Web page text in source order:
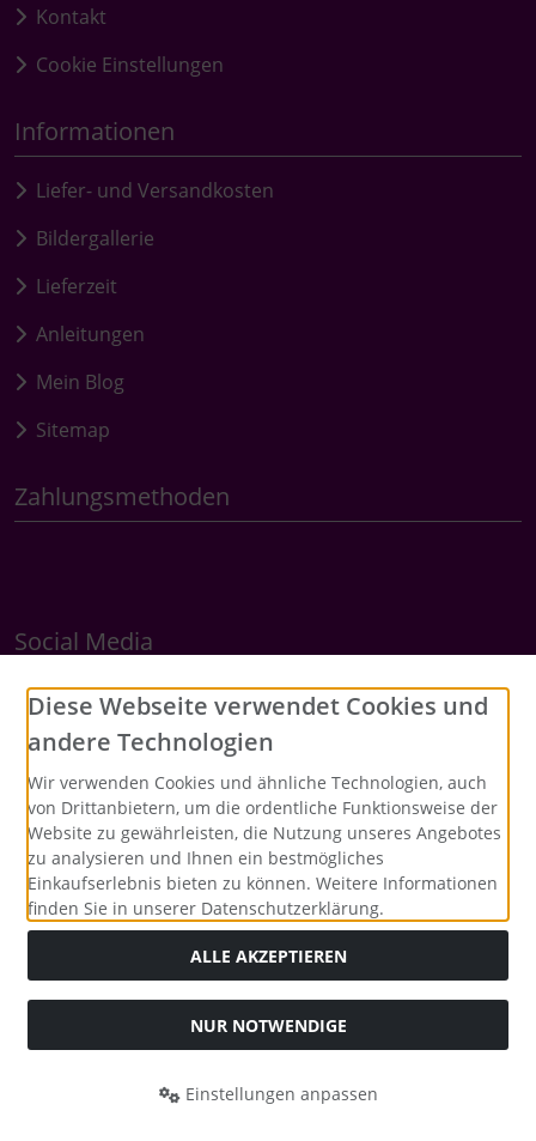
Kontakt
Cookie Einstellungen
Informationen
Liefer- und Versandkosten
Bildergallerie
Lieferzeit
Anleitungen
Mein Blog
Sitemap
Zahlungsmethoden
Social Media
Alle Preise inkl. gesetzl. MwSt. zzgl.Versandkosten
bei Merrys Bastelstübchen - Der kreative Shop für Bastelfans..
Merrys Bastelstübchen - Der kreative Shop für Bastelfans. ©
Diese Webseite verwendet Cookies und
andere Technologien
Wir verwenden Cookies und ähnliche Technologien, auch
von Drittanbietern, um die ordentliche Funktionsweise der
Website zu gewährleisten, die Nutzung unseres Angebotes
zu analysieren und Ihnen ein bestmögliches
Einkaufserlebnis bieten zu können. Weitere Informationen
finden Sie in unserer Datenschutzerklärung.
ALLE AKZEPTIEREN
NUR NOTWENDIGE
Einstellungen anpassen